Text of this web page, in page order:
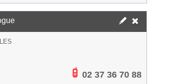
02 37 36 70 88